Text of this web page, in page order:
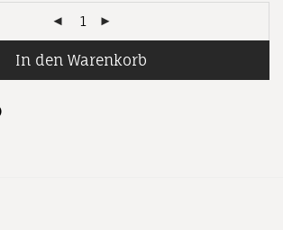
In den Warenkorb